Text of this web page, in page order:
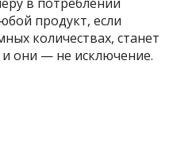
продукт, если
количествах, станет
и они — не исключение.